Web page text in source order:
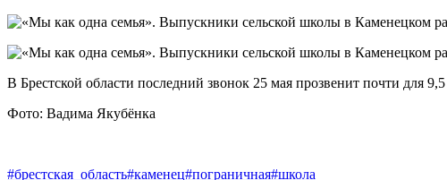
В Брестской области последний звонок 25 мая прозвенит почти для
Фото: Вадима Якубёнка
#брестская_область#каменец#пограничная#школа